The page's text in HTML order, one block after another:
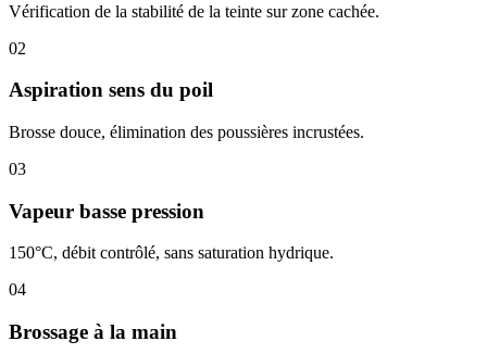
Vérification de la stabilité de la teinte sur zone cachée.
02
Aspiration sens du poil
Brosse douce, élimination des poussières incrustées.
03
Vapeur basse pression
150°C, débit contrôlé, sans saturation hydrique.
04
Brossage à la main